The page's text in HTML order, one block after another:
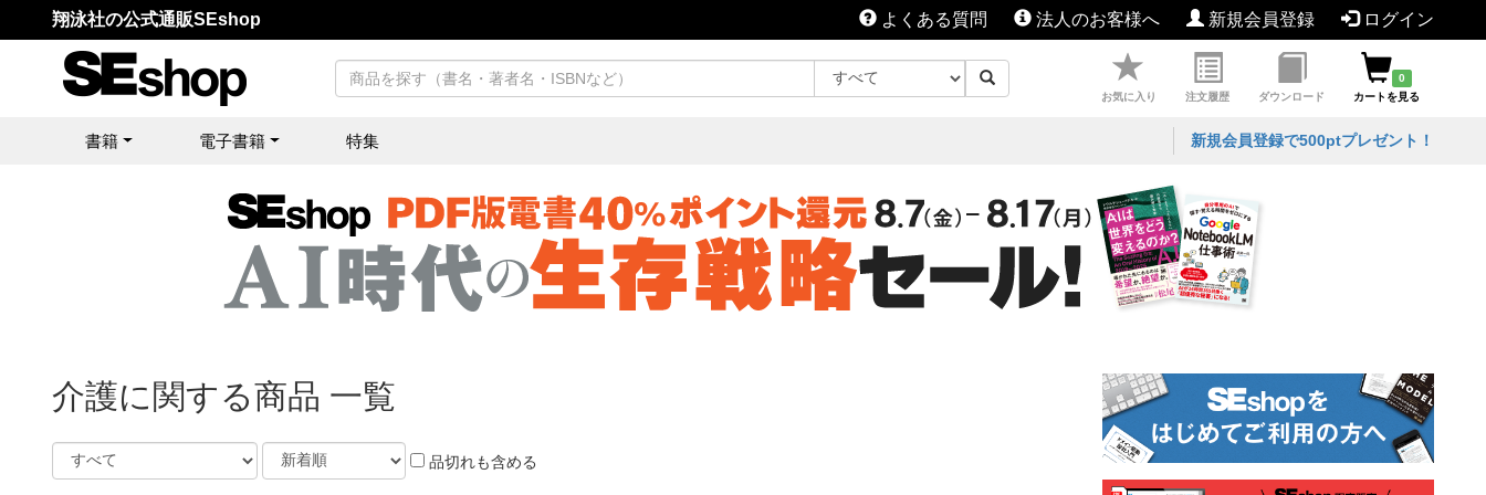
翔泳社の公式通販SEshop よくある質問 法人のお客様へ 新規会員登録 ログイン
お気に入り 注文履歴 ダウンロード
0
カートを見る
書籍 電子書籍 特集 新規会員登録で500ptプレゼント！
介護に関する商品 一覧
品切れも含める